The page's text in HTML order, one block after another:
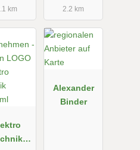
km
2.2 km
Alexander
Binder